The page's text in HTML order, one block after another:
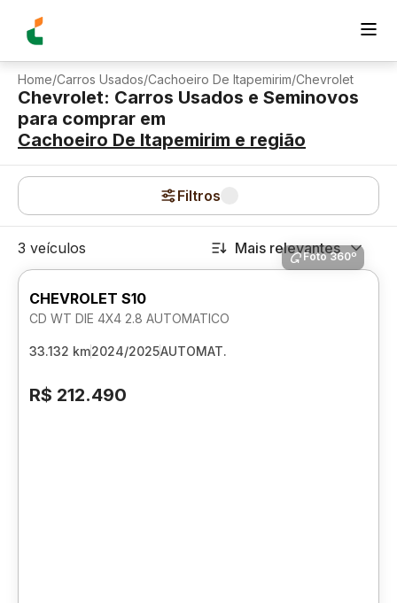
Home/Carros Usados/Cachoeiro De Itapemirim/Chevrolet
Chevrolet: Carros Usados e Seminovos
para comprar em
Cachoeiro De Itapemirim e região
Filtros
3 veículos Mais relevantes
Foto 360º
CHEVROLET S10
CD WT DIE 4X4 2.8 AUTOMATICO
33.132 km2024/2025AUTOMAT.
R$ 212.490